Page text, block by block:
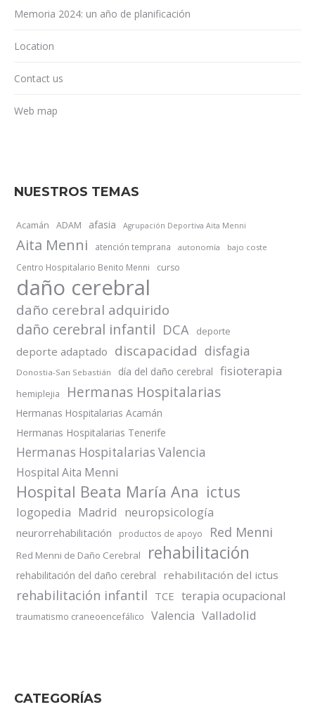
Memoria 2024: un año de planificación
Location
Contact us
Web map
NUESTROS TEMAS
Acamán ADAM afasia Agrupación Deportiva Aita Menni
Aita Menni atención temprana autonomía bajo coste
Centro Hospitalario Benito Menni curso
daño cerebral
daño cerebral adquirido
daño cerebral infantil DCA deporte
deporte adaptado discapacidad disfagia
Donostia-San Sebastián día del daño cerebral fisioterapia
hemiplejia Hermanas Hospitalarias
Hermanas Hospitalarias Acamán
Hermanas Hospitalarias Tenerife
Hermanas Hospitalarias Valencia
Hospital Aita Menni
Hospital Beata María Ana ictus
logopedia Madrid neuropsicología
neurorrehabilitación productos de apoyo Red Menni
Red Menni de Daño Cerebral rehabilitación
rehabilitación del daño cerebral rehabilitación del ictus
rehabilitación infantil TCE terapia ocupacional
traumatismo craneoencefálico Valencia Valladolid
CATEGORÍAS